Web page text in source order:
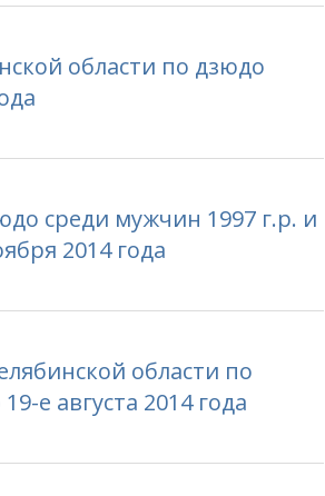
области по дзюдо
среди мужчин 1997 г.р. и
2014 года
области по
е августа 2014 года